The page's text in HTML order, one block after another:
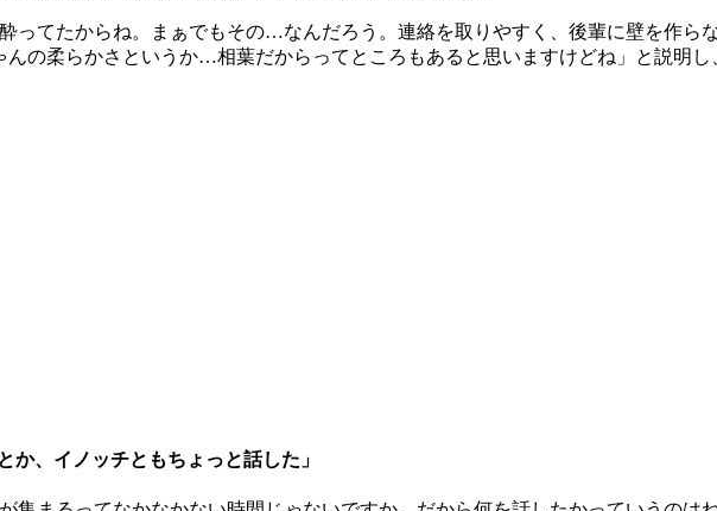
ってたからね。まぁでもその…なんだろう。連絡を取りやすく、後輩に壁を作ら
の柔らかさというか…相葉だからってところもあると思いますけどね」と説明し
、イノッチともちょっと話した」